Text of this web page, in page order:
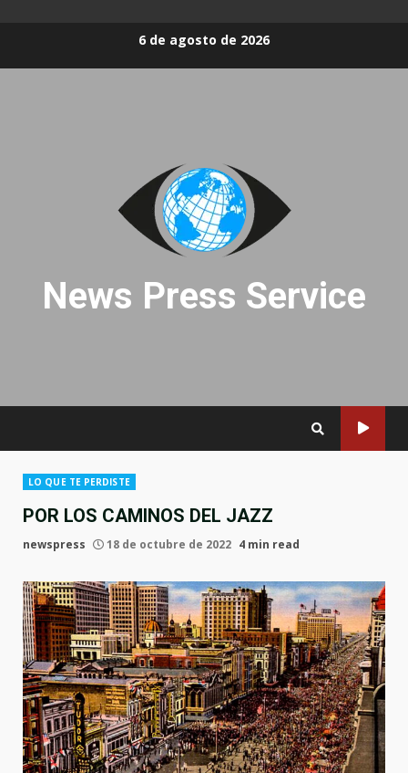
6 de agosto de 2026
News Press Service
LO QUE TE PERDISTE
POR LOS CAMINOS DEL JAZZ
newspress 18 de octubre de 2022 4 min read